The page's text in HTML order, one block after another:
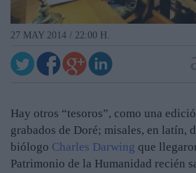
27 MAY 2014 / 22:00 H.
Hay otros “tesoros”, como una
grabados de Doré; misales, en latín,
biólogo Charles Darwing que
Patrimonio de la Humanidad recién